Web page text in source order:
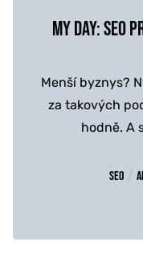
MY DAY: SEO
Menší byznys?
za takových
hodně. A
SEO /